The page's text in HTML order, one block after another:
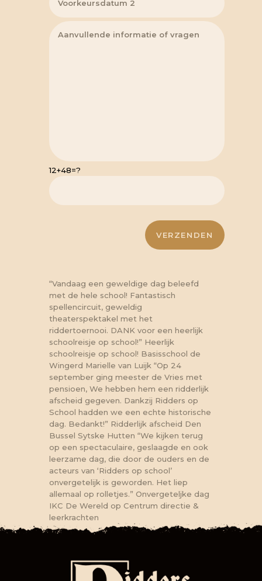
12+48=?
“Vandaag een geweldige dag beleefd
met de hele school! Fantastisch
spellencircuit, geweldig
theaterspektakel met het
riddertoernooi. DANK voor een heerlijk
schoolreisje op school!” Heerlijk
schoolreisje op school! Basisschool de
Wingerd Marielle van Luijk “Op 24
september ging meester de Vries met
pensioen, We hebben hem een ridderlijk
afscheid gegeven. Dankzij Ridders op
School hadden we een echte historische
dag. Bedankt!” Ridderlijk afscheid Den
Bussel Sytske Hutten “We kijken terug
op een spectaculaire, geslaagde en ook
leerzame dag, die door de ouders en de
acteurs van ‘Ridders op school’
onvergetelijk is geworden. Het liep
allemaal op rolletjes.” Onvergeteljke dag
IKC De Wereld op Centrum directie &
leerkrachten